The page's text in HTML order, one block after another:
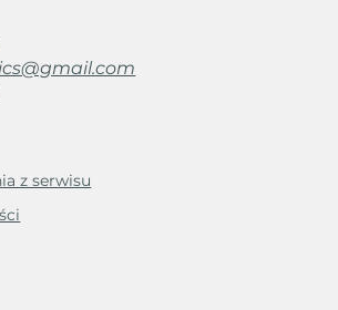
z serwisu